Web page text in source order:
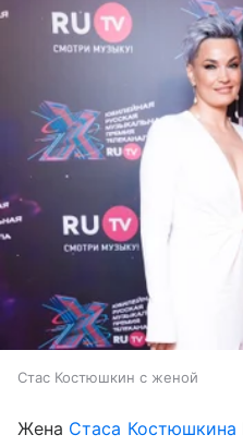
Стас Костюшкин с женой
Жена Стаса Костюшкина